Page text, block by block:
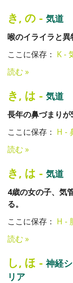
き, の - 気道
喉のイライラと異
ここに保存： K -
読む »
き, は - 気道
長年の鼻づまりが
ここに保存： H -
読む »
き, は - 気道
4歳の女の子、気
る。
ここに保存： H -
読む »
し, ほ - 神経
リア